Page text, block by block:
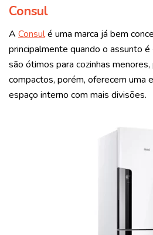
Consul
A Consulé uma marca já bem
principalmente quando o assunto
são ótimos para cozinhas
compactos, porém, oferecem uma
espaço interno com mais divisões.